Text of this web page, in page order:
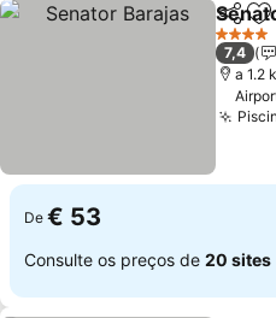
4 Estrelas
7,4
a 1.2
De € 53
Consulte os preços de 20 sites